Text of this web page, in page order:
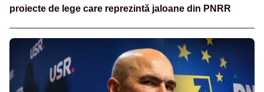
proiecte de lege care reprezintă jaloane din PNRR